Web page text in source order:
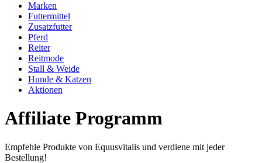
Marken
Futtermittel
Zusatzfutter
Pferd
Reiter
Reitmode
Stall & Weide
Hunde & Katzen
Aktionen
Affiliate Programm
Empfehle Produkte von Equusvitalis und verdiene mit jeder
Bestellung!